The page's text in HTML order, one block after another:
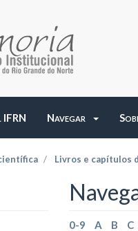
Navegar
Livros e capítulos
0-9 A B C